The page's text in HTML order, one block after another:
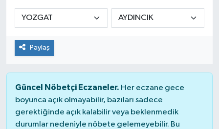
Paylaş
Güncel Nöbetçi Eczaneler. Her eczane gece
boyunca açık olmayabilir, bazıları sadece
gerektiğinde açık kalabilir veya beklenmedik
durumlar nedeniyle nöbete gelemeyebilir. Bu
Manşet Haberi